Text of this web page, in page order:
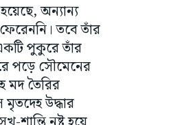
অন্যান্য
তবে তাঁর
পুকুরে তাঁর
পড়ে সৌমেনের
মদ তৈরির
উদ্ধার